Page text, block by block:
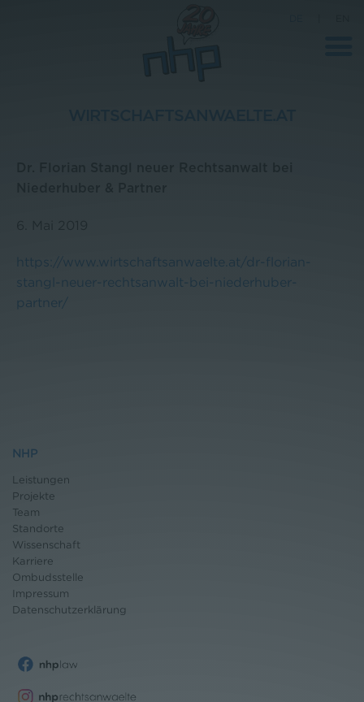
Pressebereich
Kontakt
https://www.wirtschaftsanwaelte.at/dr-florian-
stangl-neuer-rechtsanwalt-bei-niederhuber-
partner/
NHP
Leistungen
Projekte
Team
Standorte
Wissenschaft
Karriere
Ombudsstelle
Impressum
Datenschutzerklärung